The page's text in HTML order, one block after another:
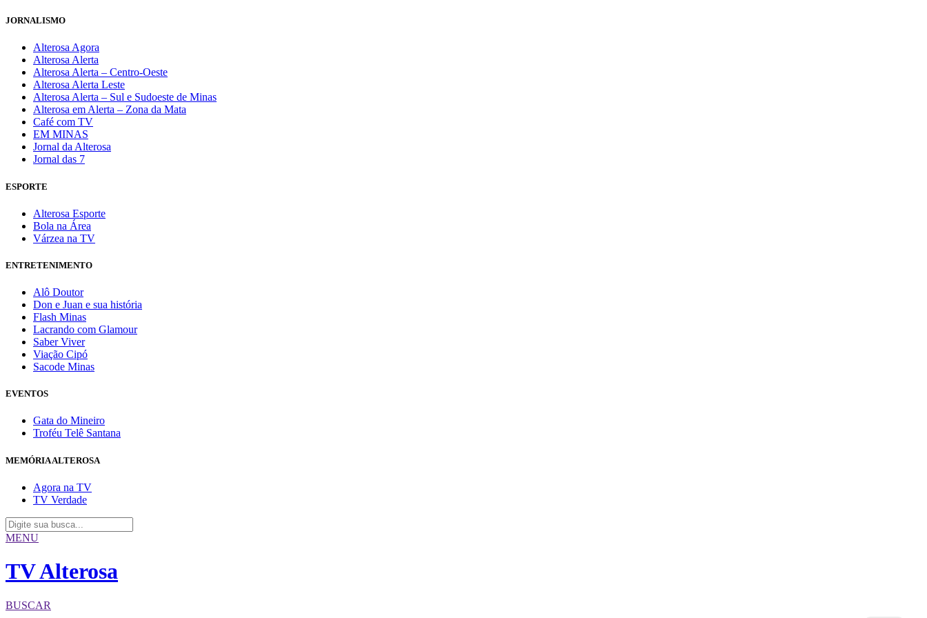
JORNALISMO
Alterosa Agora
Alterosa Alerta
Alterosa Alerta – Centro-Oeste
Alterosa Alerta Leste
Alterosa Alerta – Sul e Sudoeste de Minas
Alterosa em Alerta – Zona da Mata
Café com TV
EM MINAS
Jornal da Alterosa
Jornal das 7
ESPORTE
Alterosa Esporte
Bola na Área
Várzea na TV
ENTRETENIMENTO
Alô Doutor
Don e Juan e sua história
Flash Minas
Lacrando com Glamour
Saber Viver
Viação Cipó
Sacode Minas
EVENTOS
Gata do Mineiro
Troféu Telê Santana
MEMÓRIA ALTEROSA
Agora na TV
TV Verdade
MENU
TV Alterosa
BUSCAR